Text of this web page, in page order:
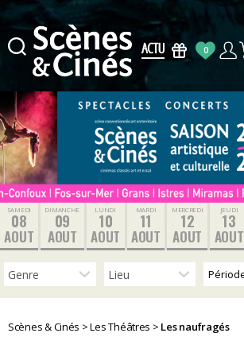
&
Cinés
0
SAMEDI
08
AOUT
DIMANCHE
09
AOUT
LUNDI
10
AOUT
MARDI
11
AOUT
MERCREDI
12
AOUT
JEUDI
13
AOUT
Scènes & Cinés >Les Théâtres > Les naufragés